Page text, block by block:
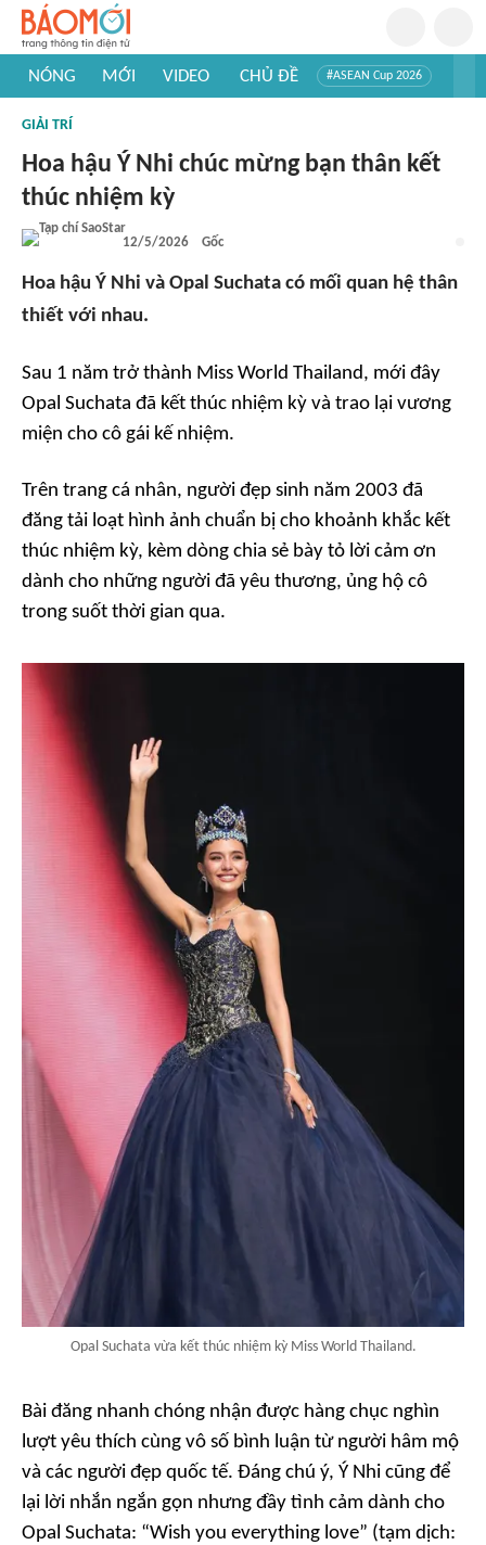
NÓNG MỚI VIDEO CHỦ ĐỀ #ASEAN Cup 2026
#Khám phá Việt Nam
GIẢI TRÍ
Hoa hậu Ý Nhi chúc mừng bạn thân kết
thúc nhiệm kỳ
12/5/2026 Gốc
Hoa hậu Ý Nhi và Opal Suchata có mối quan hệ thân
thiết với nhau.
Sau 1 năm trở thành Miss World Thailand, mới đây
Opal Suchata đã kết thúc nhiệm kỳ và trao lại vương
miện cho cô gái kế nhiệm.
Trên trang cá nhân, người đẹp sinh năm 2003 đã
đăng tải loạt hình ảnh chuẩn bị cho khoảnh khắc kết
thúc nhiệm kỳ, kèm dòng chia sẻ bày tỏ lời cảm ơn
dành cho những người đã yêu thương, ủng hộ cô
trong suốt thời gian qua.
Opal Suchata vừa kết thúc nhiệm kỳ Miss World Thailand.
Bài đăng nhanh chóng nhận được hàng chục nghìn
lượt yêu thích cùng vô số bình luận từ người hâm mộ
và các người đẹp quốc tế. Đáng chú ý, Ý Nhi cũng để
lại lời nhắn ngắn gọn nhưng đầy tình cảm dành cho
Opal Suchata: “Wish you everything love” (tạm dịch: